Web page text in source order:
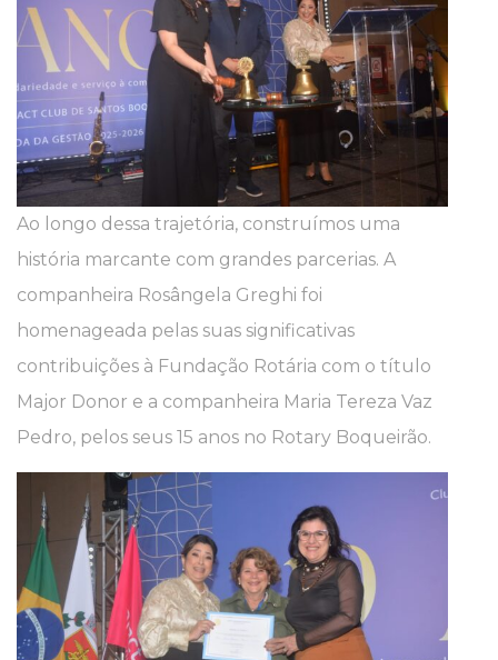
Ao longo dessa trajetória, construímos uma
história marcante com grandes parcerias. A
companheira Rosângela Greghi foi
homenageada pelas suas significativas
contribuições à Fundação Rotária com o título
Major Donor e a companheira Maria Tereza Vaz
Pedro, pelos seus 15 anos no Rotary Boqueirão.